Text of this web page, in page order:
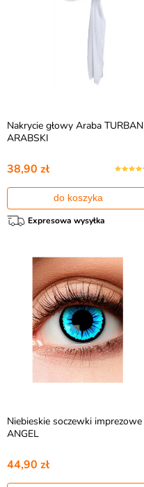
Nakrycie głowy Araba TURBAN
ARABSKI
38,90 zł
do koszyka
Expresowa wysyłka
Niebieskie soczewki imprezowe
ANGEL
44,90 zł